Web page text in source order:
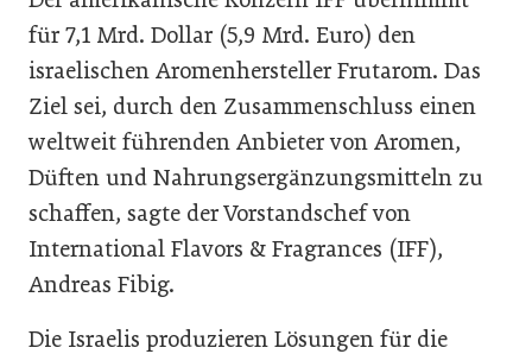
für 7,1 Mrd. Dollar (5,9 Mrd. Euro) den
israelischen Aromenhersteller Frutarom. Das
Ziel sei, durch den Zusammenschluss einen
weltweit führenden Anbieter von Aromen,
Düften und Nahrungsergänzungsmitteln zu
schaffen, sagte der Vorstandschef von
International Flavors & Fragrances (IFF),
Andreas Fibig.
Die Israelis produzieren Lösungen für die